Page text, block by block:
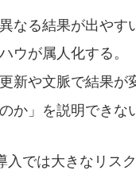
なる結果が出やす
ウが属人化する。
新や文脈で結果が
か」を説明できな
では大きなリス